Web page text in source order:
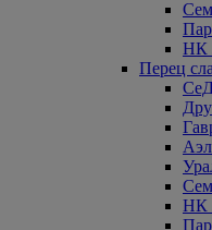
НК
Перец
НК